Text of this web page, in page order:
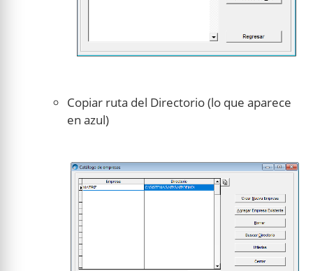
Copiar ruta del Directorio (lo que aparece
en azul)